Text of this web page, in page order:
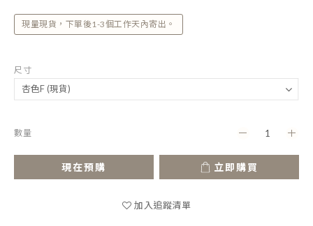
現量現貨，下單後1-3個工作天內寄出。
尺寸
數量
現在預購 立即購買
加入追蹤清單